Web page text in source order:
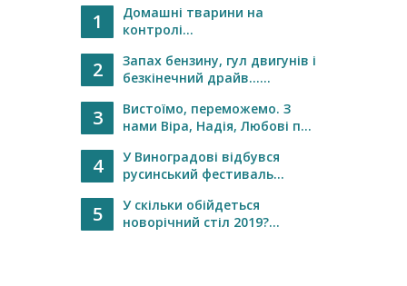
1
Домашні тварини на
контролі...
2
Запах бензину, гул двигунів і
безкінечний драйв…...
3
Вистоїмо, переможемо. З
нами Віра, Надія, Любові п...
4
У Виноградові відбувся
русинський фестиваль...
5
У скільки обійдеться
новорічний стіл 2019?...